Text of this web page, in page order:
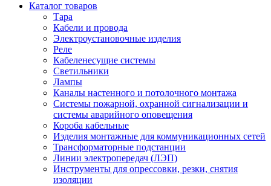
Каталог товаров
Тара
Кабели и провода
Электроустановочные изделия
Реле
Кабеленесущие системы
Светильники
Лампы
Каналы настенного и потолочного монтажа
Системы пожарной, охранной сигнализации и
системы аварийного оповещения
Короба кабельные
Изделия монтажные для коммуникационных сетей
Трансформаторные подстанции
Линии электропередач (ЛЭП)
Инструменты для опрессовки, резки, снятия
изоляции